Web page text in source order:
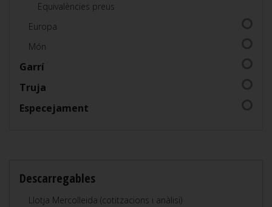
Equivalències preus
Europa
Món
Garrí
Truja
Especejament
Descarregables
Llotja Mercolleida (cotitzacions i anàlisi)